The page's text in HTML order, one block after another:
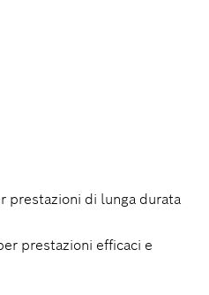
prestazioni di lunga durata
prestazioni efficaci e